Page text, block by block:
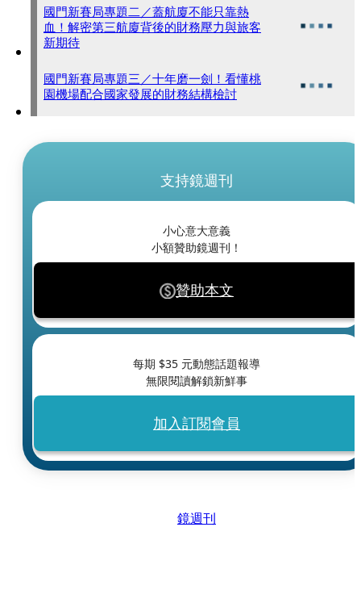
國門新賽局專題二／蓋航廈不能只靠熱
血！解密第三航廈背後的財務壓力與旅客
新期待
國門新賽局專題三／十年磨一劍！看懂桃
園機場配合國家發展的財務結構檢討
支持鏡週刊
小心意大意義
小額贊助鏡週刊！
贊助本文
每期 $35 元動態話題報導
無限閱讀解鎖新鮮事
加入訂閱會員
鏡週刊